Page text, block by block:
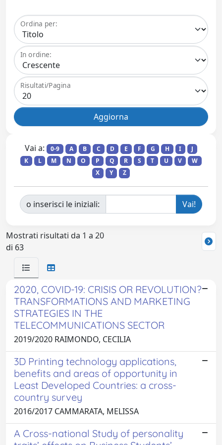
Ordina per:
In ordine:
Risultati/Pagina
Vai a: 0-9 A B C D E F G H I
J
K
L M N O P Q R S T U V
W
X
Y Z
o inserisci le iniziali:
Mostrati risultati da 1 a 20
di 63
2020, COVID-19: CRISIS OR REVOLUTION?
TRANSFORMATIONS AND MARKETING
STRATEGIES IN THE
TELECOMMUNICATIONS SECTOR
2019/2020 RAIMONDO, CECILIA
3D Printing technology applications,
benefits and areas of opportunity in
Least Developed Countries: a cross-
country survey
2016/2017 CAMMARATA, MELISSA
A Cross-national Study of personality